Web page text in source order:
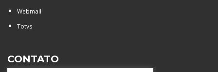
Webmail
Totvs
CONTATO